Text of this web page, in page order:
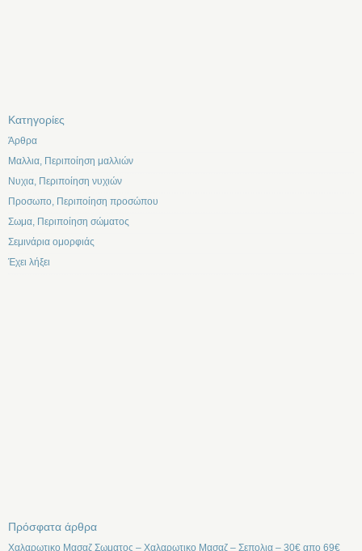
Kατηγορίες
Άρθρα
Μαλλια, Περιποίηση μαλλιών
Νυχια, Περιποίηση νυχιών
Προσωπο, Περιποίηση προσώπου
Σωμα, Περιποίηση σώματος
Σεμινάρια ομορφιάς
Έχει λήξει
Πρόσφατα άρθρα
Χαλαρωτικο Μασαζ Σωματος – Χαλαρωτικο Μασαζ – Σεπολια – 30€ απο 69€